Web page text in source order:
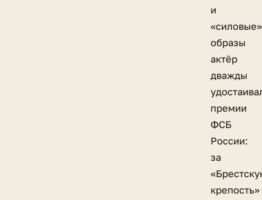
и
«силовые»
образы
актёр
дважды
премии
ФСБ
России:
за
крепость»